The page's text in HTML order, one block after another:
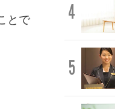
とで
4
5